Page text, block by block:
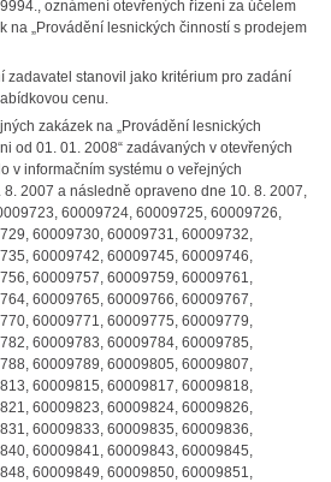
oznámení otevřených řízení za účelem
na „Provádění lesnických činností s prodejem
zadavatel stanovil jako kritérium pro zadání
cenu.
zakázek na „Provádění lesnických
od 01. 01. 2008“ zadávaných v otevřených
v informačním systému o veřejných
2007 a následně opraveno dne 10. 8. 2007,
60009724, 60009725, 60009726,
60009730, 60009731, 60009732,
60009742, 60009745, 60009746,
60009757, 60009759, 60009761,
60009765, 60009766, 60009767,
60009771, 60009775, 60009779,
60009783, 60009784, 60009785,
60009789, 60009805, 60009807,
60009815, 60009817, 60009818,
60009823, 60009824, 60009826,
60009833, 60009835, 60009836,
60009841, 60009843, 60009845,
60009849, 60009850, 60009851,